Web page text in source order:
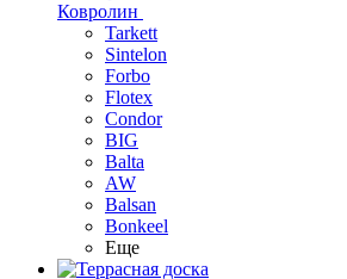
Ковролин
Tarkett
Sintelon
Forbo
Flotex
Condor
BIG
Balta
AW
Balsan
Bonkeel
Еще